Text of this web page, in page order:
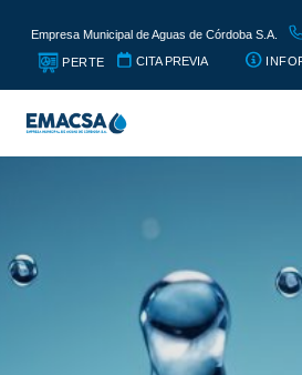
Empresa Municipal de Aguas de Córdoba S.A.
PERTE CITA PREVIA